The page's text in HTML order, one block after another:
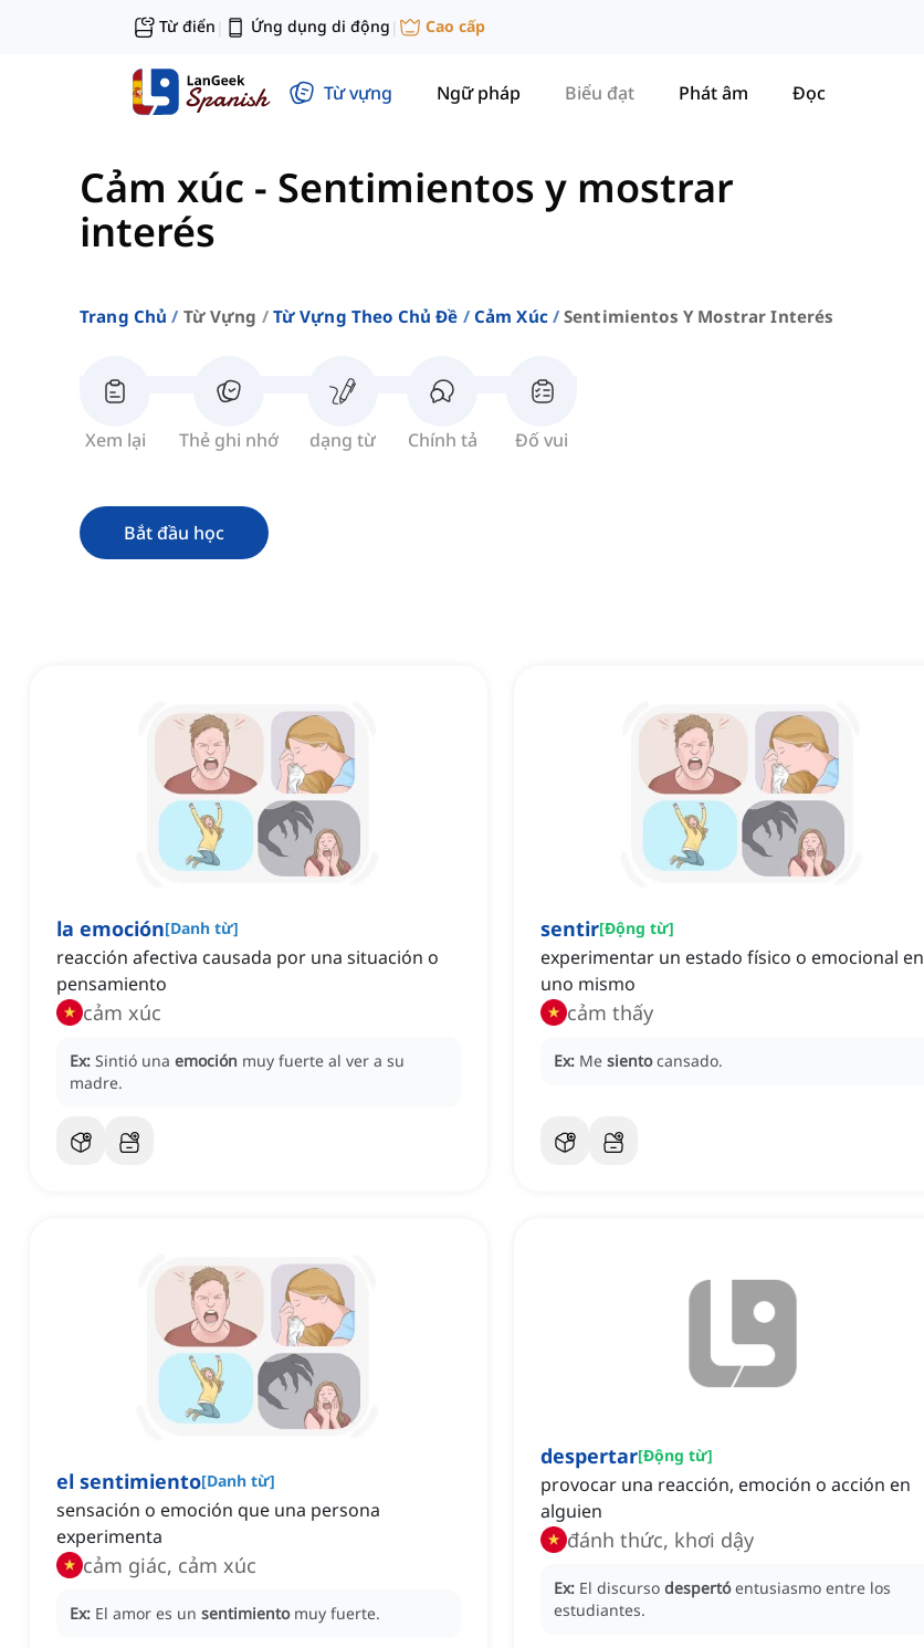
Từ điển | Ứng dụng di động | Cao cấp
Từ vựng Ngữ pháp Biểu đạt Phát âm Đọc
Cảm xúc - Sentimientos y mostrar
interés
Trang Chủ Từ Vựng Từ Vựng Theo Chủ Đề Cảm Xúc Sentimientos Y Mostrar Interés
Xem lại Thẻ ghi nhớ dạng từ Chính tả Đố vui
Bắt đầu học
la emoción[Danh từ]
reacción afectiva causada por una situación o
pensamiento
cảm xúc
Ex: Sintió una emoción muy fuerte al ver a su
madre.
sentir[Động từ]
experimentar un estado físico o emocional en
uno mismo
cảm thấy
Ex: Me siento cansado.
el sentimiento[Danh từ]
sensación o emoción que una persona
experimenta
cảm giác, cảm xúc
Ex: El amor es un sentimiento muy fuerte.
despertar[Động từ]
provocar una reacción, emoción o acción en
alguien
đánh thức, khơi dậy
Ex: El discurso despertó entusiasmo entre los
estudiantes.